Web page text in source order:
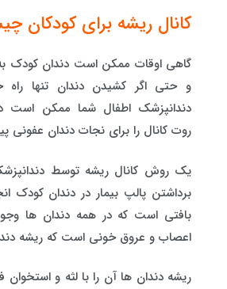
کانال ریشه برای کودکان
گاهی اوقات ممکن است دندان کودک
و حتی اگر کشیدن دندان تنها
دندانپزشک اطفال شما ممکن است
روت کانال را برای نجات دندان عفونی
یک روش کانال ریشه توسط
برداشتن پالپ بیمار در دندان کودک
بافتی است که در همه دندان ها
اعصاب و عروق خونی است که ریشه
ریشه دندان ها آن را با لثه و